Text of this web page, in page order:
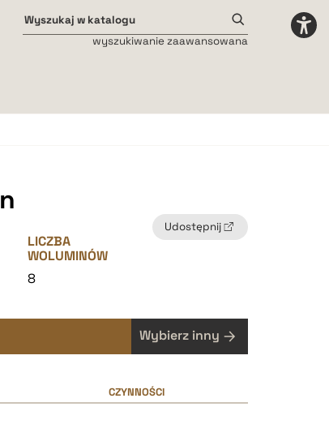
wyszukiwanie zaawansowana
Udostępnij
LICZBA
WOLUMINÓW
8
Wybierz inny
CZYNNOŚCI